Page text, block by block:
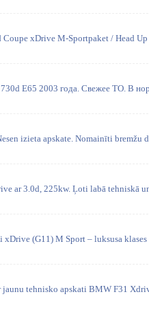
xDrive M-Sportpaket / Head
E65 2003 года. Свежее ТО. В
izieta apskate. Nomainīti bremžu
ar 3.0d, 225kw. Ļoti labā tehniskā
xDrive (G11) M Sport – luksusa
jaunu tehnisko apskati BMW F31